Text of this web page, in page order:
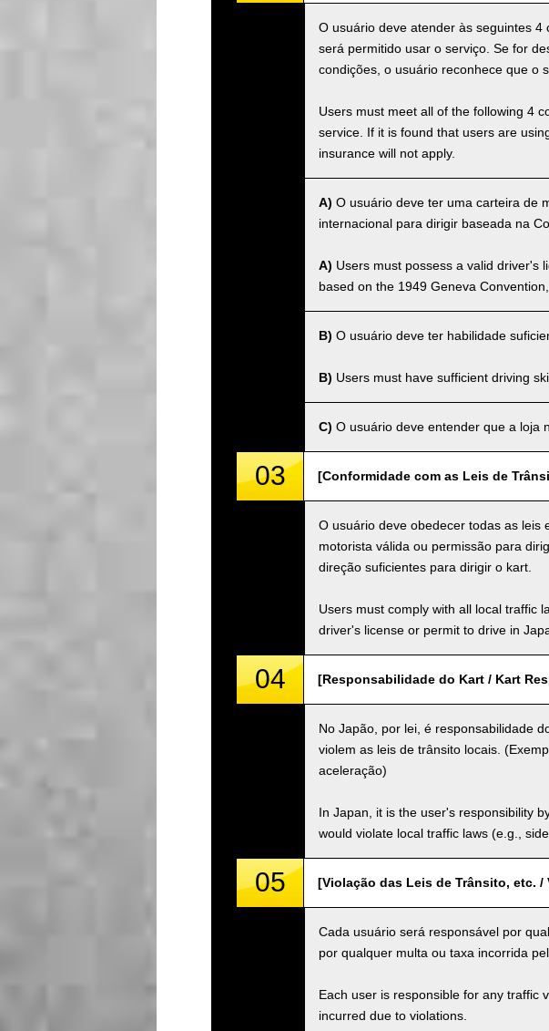
O usuário deve atender às seguintes
será permitido usar o serviço. Se for
condições, o usuário reconhece que o
Users must meet all of the following 4
service. If it is found that users are
insurance will not apply.
A) O usuário deve ter uma carteira de
internacional para dirigir baseada na
A) Users must possess a valid driver's
based on the 1949 Geneva
B) O usuário deve ter habilidade
B) Users must have sufficient driving
C) O usuário deve entender que a loja
03 [Conformidade com as Leis de
O usuário deve obedecer todas as leis
motorista válida ou permissão para
direção suficientes para dirigir o kart.
Users must comply with all local traffic
driver's license or permit to drive in
04 [Responsabilidade do Kart / Kart
No Japão, por lei, é responsabilidade
violem as leis de trânsito locais.
aceleração)
In Japan, it is the user's responsibility
would violate local traffic laws (e.g.,
05 [Violação das Leis de Trânsito, etc.
Cada usuário será responsável por
por qualquer multa ou taxa incorrida
Each user is responsible for any traffic
incurred due to violations.